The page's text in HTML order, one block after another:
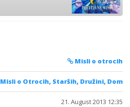
Misli o otrocih
Misli o Otrocih, Starših, Družini, Dom
21. August 2013 12:35